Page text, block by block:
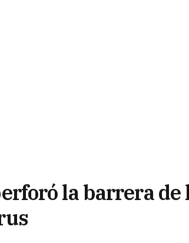
la barrera de